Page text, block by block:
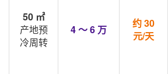
50 ㎡
产地预
冷周转
4 ～ 6 万
约 30
元/天